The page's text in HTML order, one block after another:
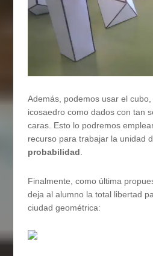
Además, podemos usar el
icosaedro como dados con tan
caras. Esto lo podremos
recurso para trabajar la unidad
probabilidad
Finalmente, como última
deja al alumno la total libertad
ciudad geométrica: